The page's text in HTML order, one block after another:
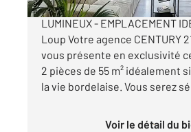
BORDEAUX CENTRE SAINT
LUMINEUX - EMPLACEMENT
Loup Votre agence CENTURY
vous présente en exclusivité
2 pièces de 55 m² idéalement
la vie bordelaise. Vous serez
Voir le détail du